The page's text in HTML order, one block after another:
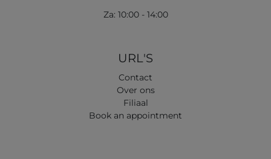
Za: 10:00 - 14:00
URL'S
Contact
Over ons
Filiaal
Book an appointment